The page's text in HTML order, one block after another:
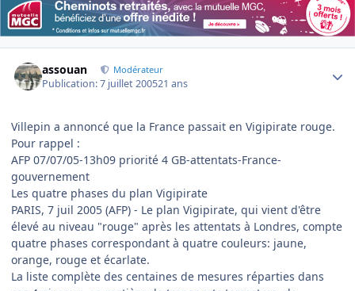
assouan Modérateur
Publication:7 juillet 200521 ans
Villepin a annoncé que la France passait en Vigipirate rouge.
Pour rappel :
AFP 07/07/05-13h09 priorité 4 GB-attentats-France-
gouvernement
Les quatre phases du plan Vigipirate
PARIS, 7 juil 2005 (AFP) - Le plan Vigipirate, qui vient d'être
élevé au niveau "rouge" après les attentats à Londres, compte
quatre phases correspondant à quatre couleurs: jaune,
orange, rouge et écarlate.
La liste complète des centaines de mesures réparties dans